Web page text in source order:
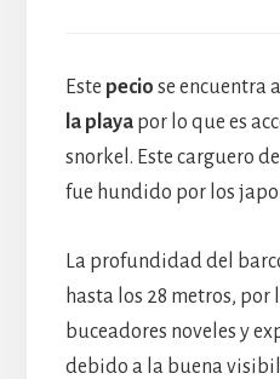
Este pecio se encuentra
la playapor lo que es
snorkel. Este carguero
fue hundido por los
La profundidad del
hasta los 28 metros, por
buceadores noveles y
debido a la buena